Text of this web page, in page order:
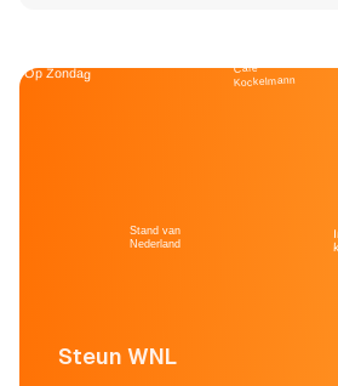
Steun WNL
Op Zondag
Stand van
Nederland
Café
Kockelmann